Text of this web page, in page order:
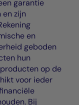
garantie
zijn
en
geboden
hun
op de
voor ieder
Bij